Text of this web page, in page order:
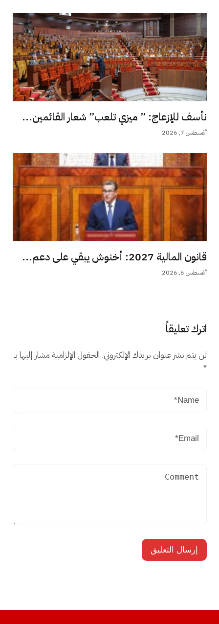
نأسف للإزعاج: ” ميزي تلعب” شعار القائمين...
أغسطس 7, 2026
قانون المالية 2027: أخنوش يبقي على دعم...
أغسطس 6, 2026
اترك تعليقاً
لن يتم نشر عنوان بريدك الإلكتروني. الحقول الإلزامية مشار إليها بـ
*